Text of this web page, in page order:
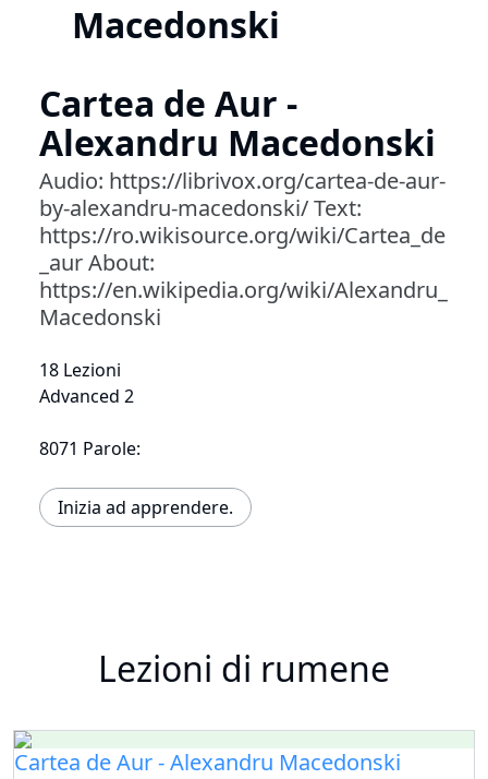
Macedonski
Cartea de Aur -
Alexandru Macedonski
Audio: https://librivox.org/cartea-de-aur-
by-alexandru-macedonski/ Text:
https://ro.wikisource.org/wiki/Cartea_de
_aur About:
https://en.wikipedia.org/wiki/Alexandru_
Macedonski
18 Lezioni
Advanced 2
8071 Parole:
Inizia ad apprendere.
Lezioni di rumene
Cartea de Aur - Alexandru Macedonski